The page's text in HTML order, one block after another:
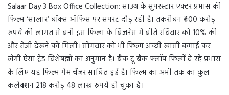
Salaar Day 3 Box Office Collection: साउथ के सुपरस्टार एक्टर प्रभास की
फिल्म ‘सालार’ बॉक्स ऑफिस पर सपरट दौड़ रही है। तकरीबन ₹400 करोड़
रुपये की लागत से बनी इस फिल्म के बिजनेस में बीते रविवार को 10% की
और तेजी देखने को मिली। सोमवार को भी फिल्म अच्छी खासी कमाई कर
लेगी ऐसा ट्रेड विशेषज्ञों का अनुमान है। बैक टू बैक फ्लॉप फिल्में दे रहे प्रभास
के लिए यह फिल्म गेम चेंजर साबित हुई है। फिल्म का अभी तक का कुल
कलेक्शन 218 करोड़ 48 लाख रुपये हो चुका है।